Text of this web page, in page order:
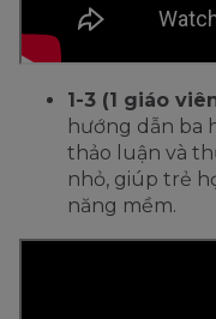
1-3 (1 giáo
hướng dẫn ba
thảo luận và
nhỏ, giúp trẻ
năng mềm.